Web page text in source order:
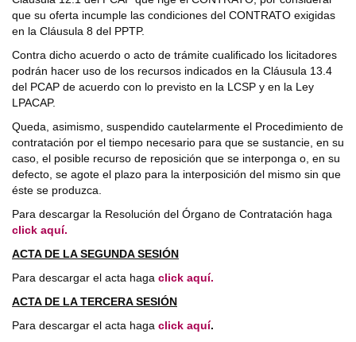
que su oferta incumple las condiciones del CONTRATO exigidas
en la Cláusula 8 del PPTP.
Contra dicho acuerdo o acto de trámite cualificado los licitadores
podrán hacer uso de los recursos indicados en la Cláusula 13.4
del PCAP de acuerdo con lo previsto en la LCSP y en la Ley
LPACAP.
Queda, asimismo, suspendido cautelarmente el Procedimiento de
contratación por el tiempo necesario para que se sustancie, en su
caso, el posible recurso de reposición que se interponga o, en su
defecto, se agote el plazo para la interposición del mismo sin que
éste se produzca.
Para descargar la Resolución del Órgano de Contratación haga
click aquí.
ACTA DE LA SEGUNDA SESIÓN
Para descargar el acta haga click aquí.
ACTA DE LA TERCERA SESIÓN
Para descargar el acta haga click aquí.